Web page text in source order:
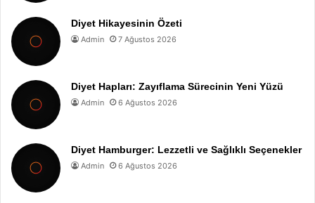
Diyet Hikayesinin Özeti
Admin 7 Ağustos 2026
Diyet Hapları: Zayıflama Sürecinin Yeni Yüzü
Admin 6 Ağustos 2026
Diyet Hamburger: Lezzetli ve Sağlıklı Seçenekler
Admin 6 Ağustos 2026